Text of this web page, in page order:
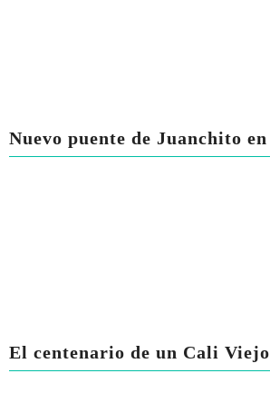
Nuevo puente de Juanchito
El centenario de un Cali Viejo